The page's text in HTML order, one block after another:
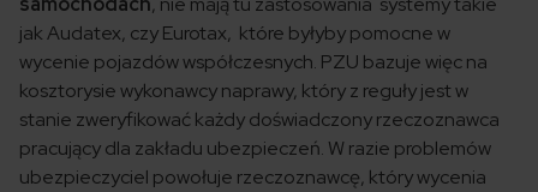
jak Audatex, czy Eurotax, które byłyby pomocne w
wycenie pojazdów współczesnych. PZU bazuje więc na
kosztorysie wykonawcy naprawy, który z reguły jest w
stanie zweryfikować każdy doświadczony rzeczoznawca
pracujący dla zakładu ubezpieczeń. W razie problemów
ubezpieczyciel powołuje rzeczoznawcę, który wycenia